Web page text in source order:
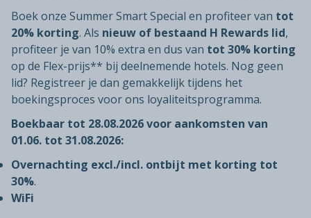
Boek onze Summer Smart Special en profiteer van tot
20% korting. Als nieuw of bestaand H Rewards lid,
profiteer je van 10% extra en dus van tot 30% korting
op de Flex-prijs** bij deelnemende hotels. Nog geen
lid? Registreer je dan gemakkelijk tijdens het
boekingsproces voor ons loyaliteitsprogramma.
Boekbaar tot 28.08.2026 voor aankomsten van
01.06. tot 31.08.2026:
Overnachting excl./incl. ontbijt met korting tot
30%.
WiFi